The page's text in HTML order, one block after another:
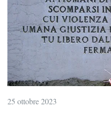
25 ottobre 2023